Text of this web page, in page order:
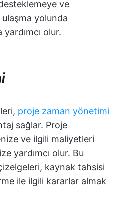
ve
yolunda
olur.
proje zaman yönetimi
sağlar. Proje
ve ilgili maliyetleri
yardımcı olur. Bu
kaynak tahsisi
ile ilgili kararlar almak